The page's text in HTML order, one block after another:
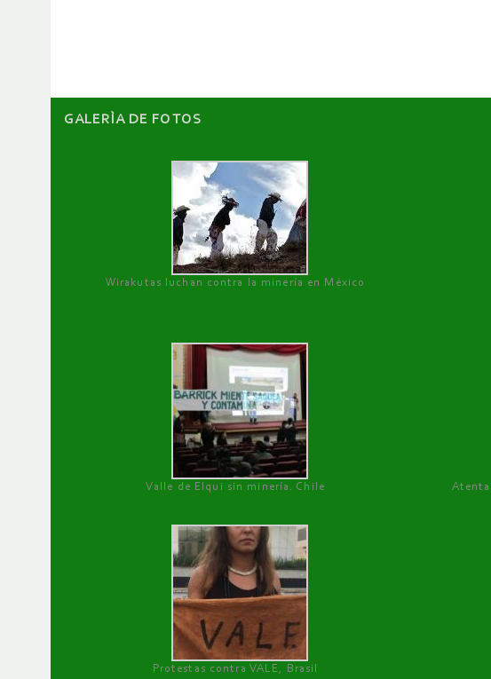
GALERÌA DE FOTOS
Wirakutas luchan contra la minería en México
Valle de Elqui sin minería. Chile
Protestas contra VALE, Brasil